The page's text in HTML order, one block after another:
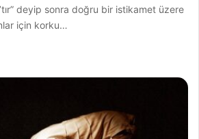
deyip sonra doğru bir istikamet üzere
için korku…